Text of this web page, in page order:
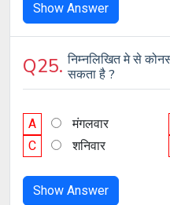
Show Answer
Q25.निम्नलिखित मे से
सकता है ?
A मंगलवार
C
शनिवार
Show Answer